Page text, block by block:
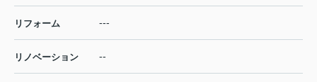
リフォーム ---
リノベーション --